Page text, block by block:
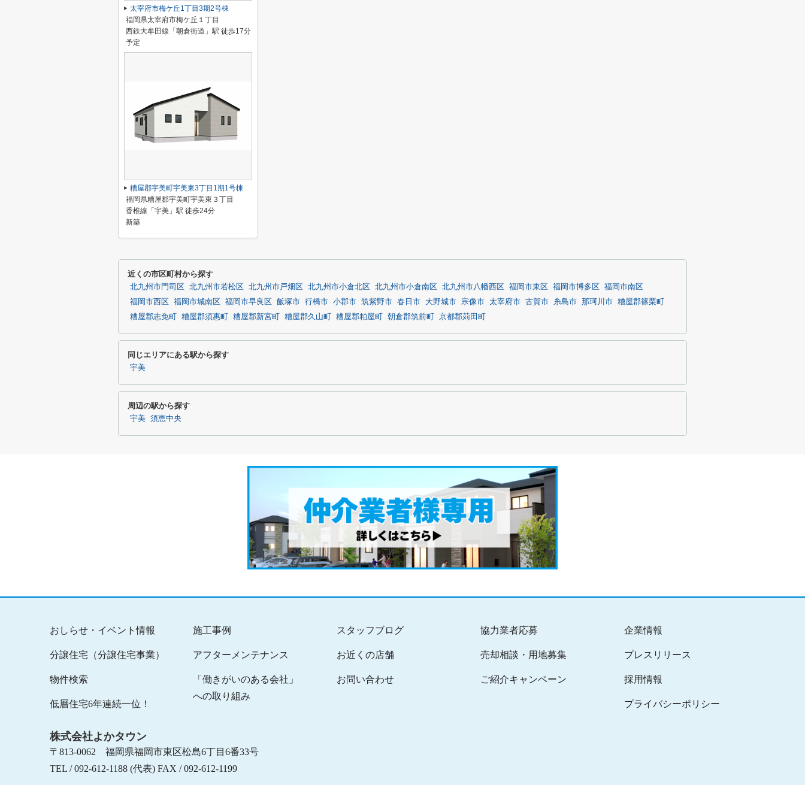
太宰府市梅ケ丘1丁目3期2号棟
福岡県太宰府市梅ケ丘１丁目
西鉄大牟田線「朝倉街道」駅 徒歩17分
予定
糟屋郡宇美町宇美東3丁目1期1号棟
福岡県糟屋郡宇美町宇美東３丁目
香椎線「宇美」駅 徒歩24分
新築
近くの市区町村から探す
北九州市門司区 北九州市若松区 北九州市戸畑区 北九州市小倉北区 北九州市小倉南区 北九州市八幡西区 福岡市東区 福岡市博多区
福岡市南区
福岡市西区
福岡市城南区 福岡市早良区 飯塚市 行橋市 小郡市 筑紫野市 春日市 大野城市 宗像市 太宰府市 古賀市 糸島市 那珂川市 糟屋郡篠栗町
糟屋郡志免町
糟屋郡須惠町 糟屋郡新宮町 糟屋郡久山町 糟屋郡粕屋町 朝倉郡筑前町 京都郡苅田町
同じエリアにある駅から探す
宇美
周辺の駅から探す
宇美 須恵中央
おしらせ・イベント情報
分譲住宅（分譲住宅事業）
物件検索
低層住宅6年連続一位！
施工事例
アフターメンテナンス
「働きがいのある会社」
への取り組み
スタッフブログ
お近くの店舗
お問い合わせ
協力業者応募
売却相談・用地募集
ご紹介キャンペーン
企業情報
プレスリリース
採用情報
プライバシーポリシー
株式会社よかタウン
〒813-0062 福岡県福岡市東区松島6丁目6番33号
TEL / 092-612-1188 (代表) FAX / 092-612-1199